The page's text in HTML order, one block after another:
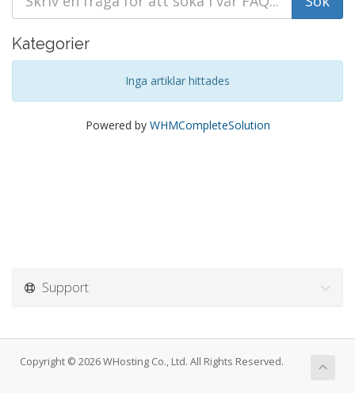
Kategorier
Inga artiklar hittades
Powered by WHMCompleteSolution
Support
Copyright © 2026 WHosting Co., Ltd. All Rights Reserved.